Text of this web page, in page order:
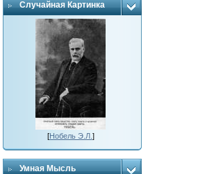
Случайная Картинка
[Нобель Э.Л. ]
Умная Мысль